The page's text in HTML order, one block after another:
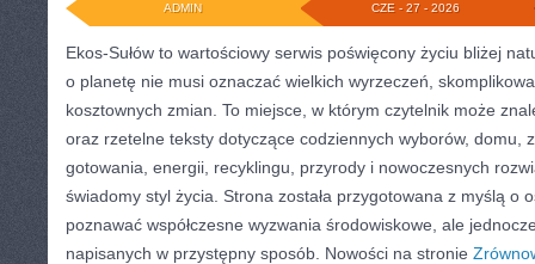
CZE - 27 - 2026
ADMIN
Ekos-Sułów to wartościowy serwis poświęcony życiu bliżej
o planetę nie musi oznaczać wielkich wyrzeczeń,
kosztownych zmian. To miejsce, w którym czytelnik może
oraz rzetelne teksty dotyczące codziennych wyborów, domu,
gotowania, energii, recyklingu, przyrody i nowoczesnych
świadomy styl życia. Strona została przygotowana z myślą o
poznawać współczesne wyzwania środowiskowe, ale
napisanych w przystępny sposób. Nowości na stronie